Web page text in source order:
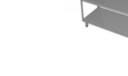
PROČITAJ